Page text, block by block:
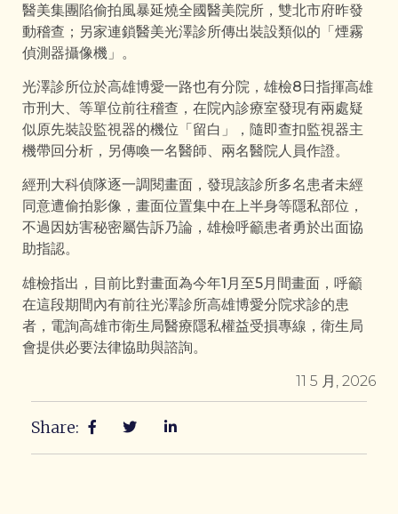
醫美集團陷偷拍風暴延燒全國醫美院所，雙北市府昨發
動稽查；另家連鎖醫美光澤診所傳出裝設類似的「煙霧
偵測器攝像機」。
光澤診所位於高雄博愛一路也有分院，雄檢8日指揮高雄
市刑大、等單位前往稽查，在院內診療室發現有兩處疑
似原先裝設監視器的機位「留白」，隨即查扣監視器主
機帶回分析，另傳喚一名醫師、兩名醫院人員作證。
經刑大科偵隊逐一調閱畫面，發現該診所多名患者未經
同意遭偷拍影像，畫面位置集中在上半身等隱私部位，
不過因妨害秘密屬告訴乃論，雄檢呼籲患者勇於出面協
助指認。
雄檢指出，目前比對畫面為今年1月至5月間畫面，呼籲
在這段期間內有前往光澤診所高雄博愛分院求診的患
者，電詢高雄市衛生局醫療隱私權益受損專線，衛生局
會提供必要法律協助與諮詢。
11 5 月, 2026
Share: